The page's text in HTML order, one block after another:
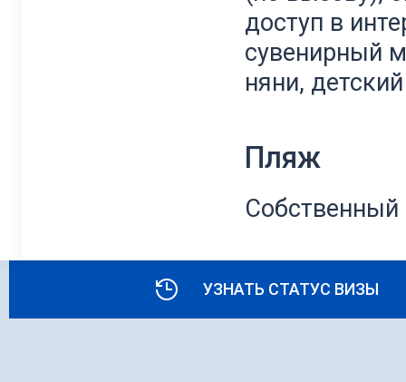
доступ в
сувенирный
няни,
Пляж
УЗНАТЬ СТАТУС ВИЗЫ